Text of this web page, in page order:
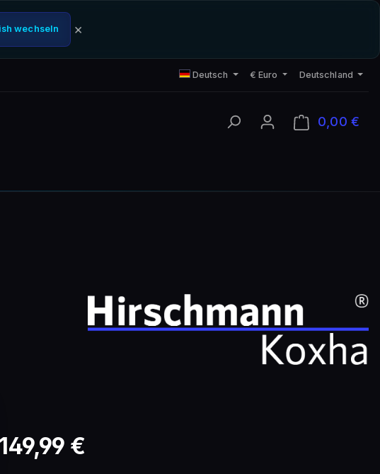
wechseln ×
Deutsch € Euro Deutschland
0,00 €
Regulärer Preis:
149,99 €